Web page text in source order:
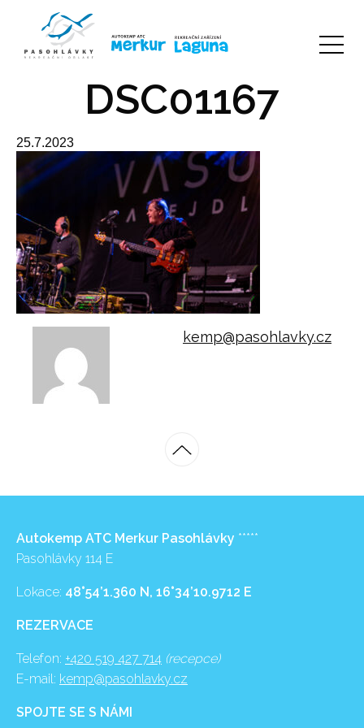
DSC01167
25.7.2023
kemp@pasohlavky.cz
Autokemp ATC Merkur Pasohlávky *****
Pasohlávky 114 E
Lokace: 48°54’1.360 N, 16°34’10.9712 E
REZERVACE
Telefon: +420 519 427 714 (recepce)
E-mail: kemp@pasohlavky.cz
SPOJTE SE S NÁMI